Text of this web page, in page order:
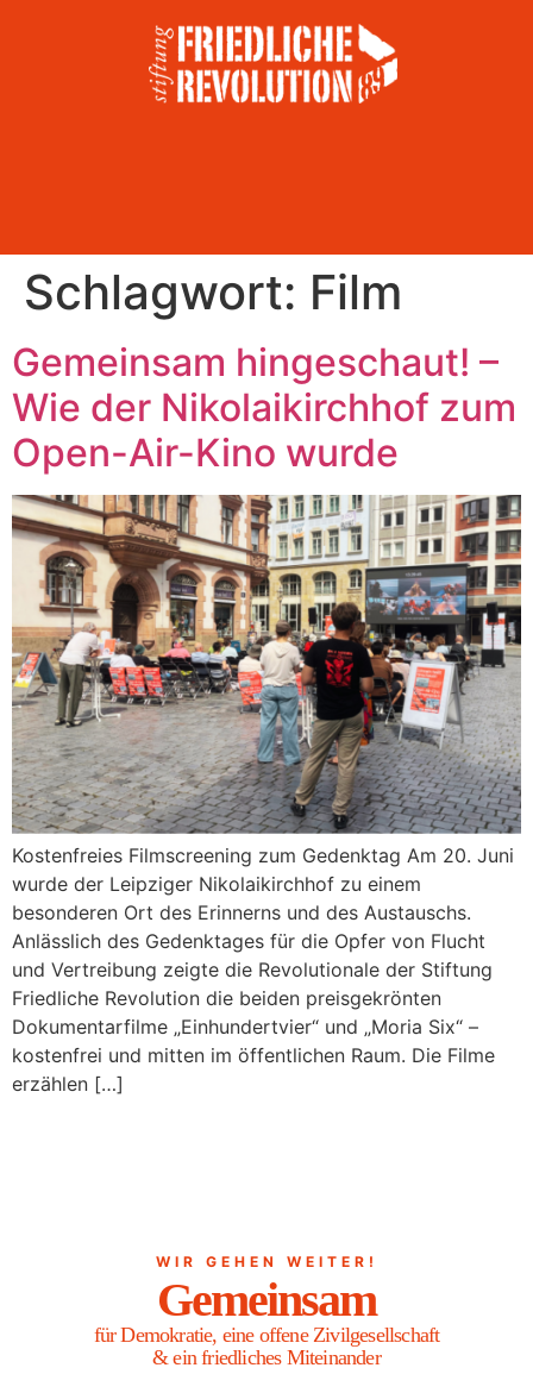
Schlagwort: Film
Gemeinsam hingeschaut! –
Wie der Nikolaikirchhof zum
Open-Air-Kino wurde
Kostenfreies Filmscreening zum Gedenktag Am 20. Juni
wurde der Leipziger Nikolaikirchhof zu einem
besonderen Ort des Erinnerns und des Austauschs.
Anlässlich des Gedenktages für die Opfer von Flucht
und Vertreibung zeigte die Revolutionale der Stiftung
Friedliche Revolution die beiden preisgekrönten
Dokumentarfilme „Einhundertvier“ und „Moria Six“ –
kostenfrei und mitten im öffentlichen Raum. Die Filme
erzählen […]
WIR GEHEN WEITER!
Gemeinsam
für Demokratie, eine offene Zivilgesellschaft
& ein friedliches Miteinander